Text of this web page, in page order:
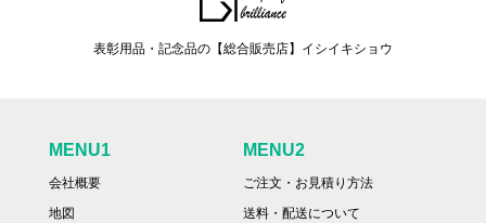
表彰用品・記念品の【総合販売店】イシイキショウ
MENU1
会社概要
地図
MENU2
ご注文・お見積り方法
送料・配送について